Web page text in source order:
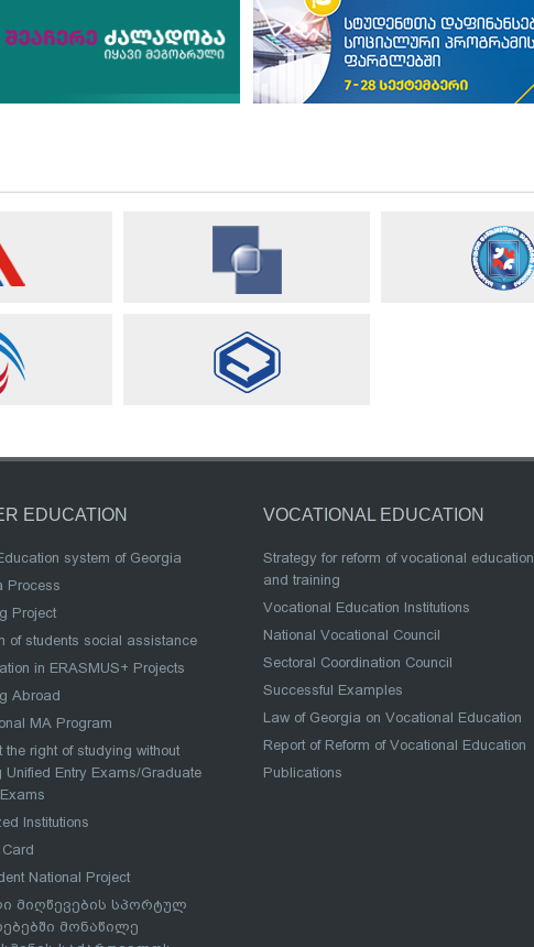
EDUCATION
system of Georgia
Process
Project
of students social assistance
in ERASMUS+ Projects
Abroad
MA Program
the right of studying without
Unified Entry Exams/Graduate
Institutions
National Project
მიღწევების სპორტულ
მონაწილე
VOCATIONAL EDUCATION
Strategy for reform of vocational education
and training
Vocational Education Institutions
National Vocational Council
Sectoral Coordination Council
Successful Examples
Law of Georgia on Vocational Education
Report of Reform of Vocational Education
Publications